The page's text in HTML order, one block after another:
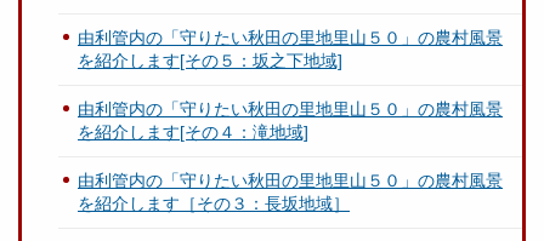
由利管内の「守りたい秋田の里地里山５０」の農村風景
を紹介します[その５：坂之下地域]
由利管内の「守りたい秋田の里地里山５０」の農村風景
を紹介します[その４：滝地域]
由利管内の「守りたい秋田の里地里山５０」の農村風景
を紹介します［その３：長坂地域］